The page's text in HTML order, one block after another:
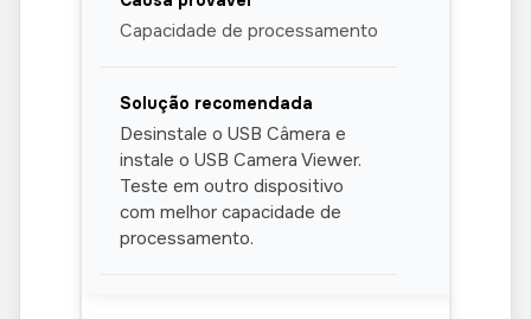
Capacidade de processamento
Desinstale o USB Câmera e
instale o USB Camera Viewer.
Teste em outro dispositivo
com melhor capacidade de
processamento.